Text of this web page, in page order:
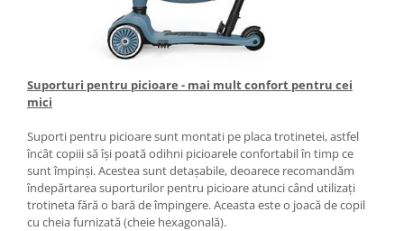
Suporturi pentru picioare - mai mult confort pentru cei
mici
Suporti pentru picioare sunt montati pe placa trotinetei, astfel
încât copiii să își poată odihni picioarele confortabil în timp ce
sunt împinși. Acestea sunt detașabile, deoarece recomandăm
îndepărtarea suporturilor pentru picioare atunci când utilizați
trotineta fără o bară de împingere. Aceasta este o joacă de copil
cu cheia furnizată (cheie hexagonală).